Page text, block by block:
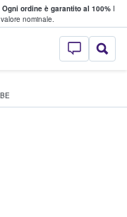
Ogni ordine è garantito al 100%I
nominale.
StubHub - Dove
biglietti
BE